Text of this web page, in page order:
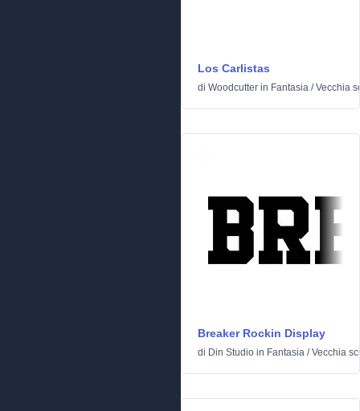
Los Carlistas
di Woodcutter in Fantasia /Vecchia
Breaker Rockin Display
di Din Studio in Fantasia /Vecchia